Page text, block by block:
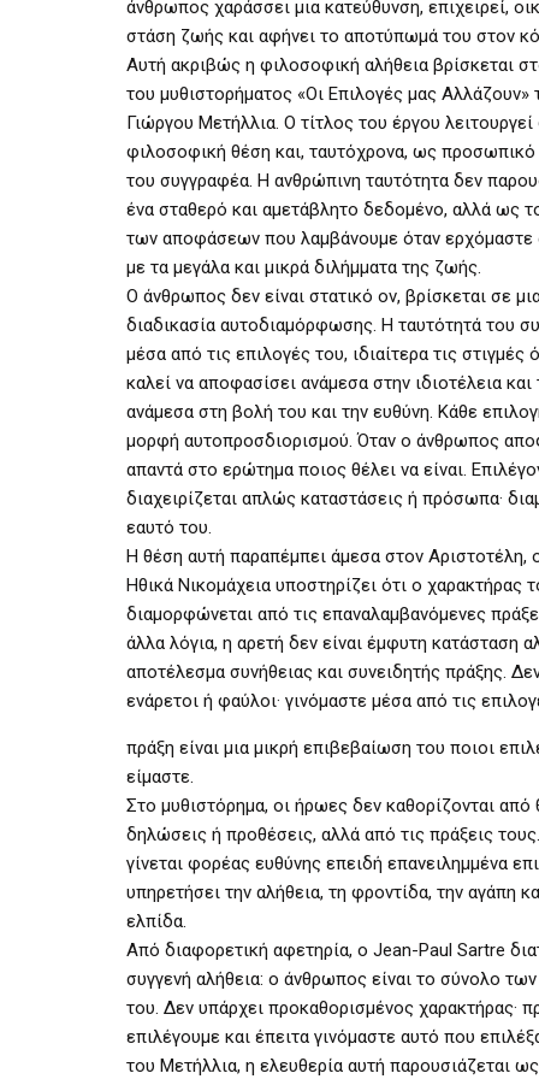
άνθρωπος χαράσσει μια κατεύθυνση, επιχειρεί,
στάση ζωής και αφήνει το αποτύπωμά του στον
Αυτή ακριβώς η φιλοσοφική αλήθεια βρίσκεται
του μυθιστορήματος «Οι Επιλογές μας Αλλάζουν»
Γιώργου Μετήλλια. Ο τίτλος του έργου
φιλοσοφική θέση και, ταυτόχρονα, ως
του συγγραφέα. Η ανθρώπινη ταυτότητα δεν
ένα σταθερό και αμετάβλητο δεδομένο, αλλά ως
των αποφάσεων που λαμβάνουμε όταν ερχόμαστε
με τα μεγάλα και μικρά διλήμματα της ζωής.
Ο άνθρωπος δεν είναι στατικό ον, βρίσκεται σε
διαδικασία αυτοδιαμόρφωσης. Η ταυτότητά του
μέσα από τις επιλογές του, ιδιαίτερα τις
καλεί να αποφασίσει ανάμεσα στην ιδιοτέλεια και
ανάμεσα στη βολή του και την ευθύνη. Κάθε
μορφή αυτοπροσδιορισμού. Όταν ο άνθρωπος
απαντά στο ερώτημα ποιος θέλει να είναι.
διαχειρίζεται απλώς καταστάσεις ή πρόσωπα·
εαυτό του.
Η θέση αυτή παραπέμπει άμεσα στον Αριστοτέλη,
Ηθικά Νικομάχεια υποστηρίζει ότι ο χαρακτήρας
διαμορφώνεται από τις επαναλαμβανόμενες
άλλα λόγια, η αρετή δεν είναι έμφυτη κατάσταση
αποτέλεσμα συνήθειας και συνειδητής πράξης.
ενάρετοι ή φαύλοι· γινόμαστε μέσα από τις
πράξη είναι μια μικρή επιβεβαίωση του ποιοι
είμαστε.
Στο μυθιστόρημα, οι ήρωες δεν καθορίζονται από
δηλώσεις ή προθέσεις, αλλά από τις πράξεις
γίνεται φορέας ευθύνης επειδή επανειλημμένα
υπηρετήσει την αλήθεια, τη φροντίδα, την αγάπη
ελπίδα.
Από διαφορετική αφετηρία, ο Jean-Paul Sartre
συγγενή αλήθεια: ο άνθρωπος είναι το σύνολο
του. Δεν υπάρχει προκαθορισμένος χαρακτήρας·
επιλέγουμε και έπειτα γινόμαστε αυτό που
του Μετήλλια, η ελευθερία αυτή παρουσιάζεται